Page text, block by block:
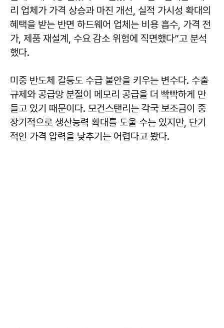
리 업체가 가격 상승과 마진 개선, 실적 가시성 확대의
혜택을 받는 반면 하드웨어 업체는 비용 흡수, 가격 전
가, 제품 재설계, 수요 감소 위험에 직면했다”고 분석
했다.
미중 반도체 갈등도 수급 불안을 키우는 변수다. 수출
규제와 공급망 분절이 메모리 공급을 더 빡빡하게 만
들고 있기 때문이다. 모건스탠리는 각국 보조금이 중
장기적으로 생산능력 확대를 도울 수는 있지만, 단기
적인 가격 압력을 낮추기는 어렵다고 봤다.